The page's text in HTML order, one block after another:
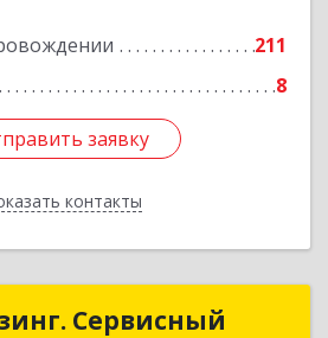
211
8
заявку
контакты
Подробнее
заявку
Назад
Сервисный
Сервисный